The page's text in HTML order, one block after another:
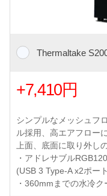
Thermaltake
+7,410円
シンプルなメッシュフ
ル採用、高エアフロー
上面、底面に取り外し
・アドレサブル
(USB 3 Type-A x2ポー
・360mmまでの水冷